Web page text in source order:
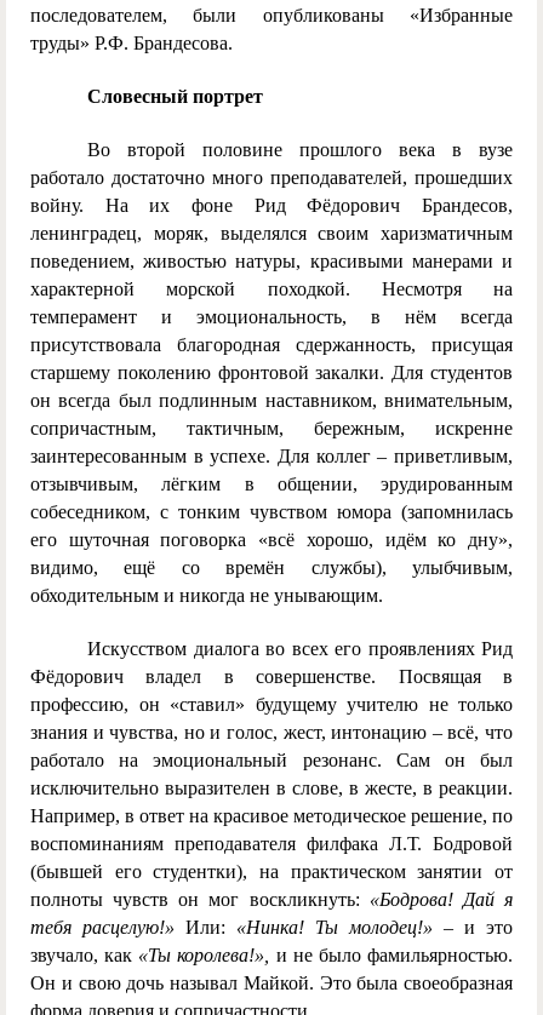
последователем, были опубликованы «Избранные
труды» Р.Ф. Брандесова.
Словесный портрет
Во второй половине прошлого века в вузе
работало достаточно много преподавателей, прошедших
войну. На их фоне Рид Фёдорович Брандесов,
ленинградец, моряк, выделялся своим харизматичным
поведением, живостью натуры, красивыми манерами и
характерной морской походкой. Несмотря на
темперамент и эмоциональность, в нём всегда
присутствовала благородная сдержанность, присущая
старшему поколению фронтовой закалки. Для студентов
он всегда был подлинным наставником, внимательным,
сопричастным, тактичным, бережным, искренне
заинтересованным в успехе. Для коллег – приветливым,
отзывчивым, лёгким в общении, эрудированным
собеседником, с тонким чувством юмора (запомнилась
его шуточная поговорка «всё хорошо, идём ко дну»,
видимо, ещё со времён службы), улыбчивым,
обходительным и никогда не унывающим.
Искусством диалога во всех его проявлениях Рид
Фёдорович владел в совершенстве. Посвящая в
профессию, он «ставил» будущему учителю не только
знания и чувства, но и голос, жест, интонацию – всё, что
работало на эмоциональный резонанс. Сам он был
исключительно выразителен в слове, в жесте, в реакции.
Например, в ответ на красивое методическое решение, по
воспоминаниям преподавателя филфака Л.Т. Бодровой
(бывшей его студентки), на практическом занятии от
полноты чувств он мог воскликнуть: «Бодрова! Дай я
тебя расцелую!» Или: «Нинка! Ты молодец!» – и это
звучало, как «Ты королева!», и не было фамильярностью.
Он и свою дочь называл Майкой. Это была своеобразная